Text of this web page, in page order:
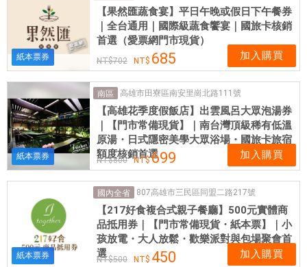
紙本票券
【果然匯蔬食宴】平日午晚或假日下午餐券
｜全台通用｜國際級蔬食饗宴｜國旅卡核銷
首選（愛票網門市現貨）
702 685 加入購買
紙本票券
南區 高雄市田寮區南安里崗北路111號
【高雄花季度假飯店】出雲風呂大眾泡湯券
｜【門市常備現貨】｜南台灣頂級稀有低溫
原湯・日式隱密美學大眾浴場・國旅卡旅宿
額度核銷首選
800 699 加入購買
紙本票券
國內全省 807高雄市三民區同盟二路217號
【217好食複合式親子餐廳】500元實體商
品抵用券｜【門市常備現貨・紙本票】｜小
孩放電・大人放鬆・歡樂派對與包場聚會首
選
500 450 加入購買